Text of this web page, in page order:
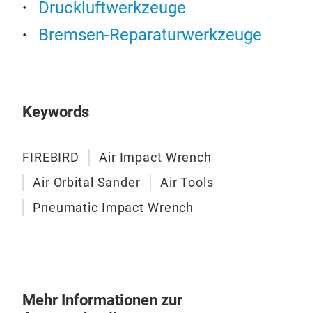
Druckluftwerkzeuge
Bremsen-Reparaturwerkzeuge
Keywords
FIREBIRD
Air Impact Wrench
Air Orbital Sander
Air Tools
Pneumatic Impact Wrench
Mehr Informationen zur